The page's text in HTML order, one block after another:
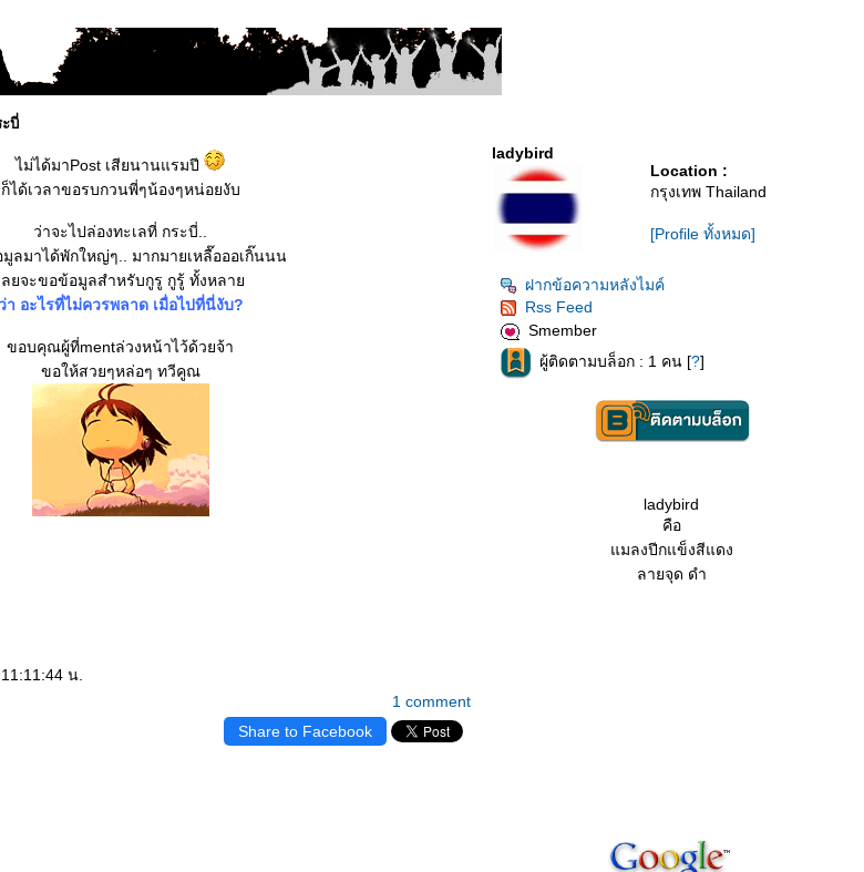
บี่
ไม่ได้มาPost เสียนานแรมปี
ก็ได้เวลาขอรบกวนพี่ๆน้องๆหน่อยงับ
ว่าจะไปล่องทะเลที่ กระบี่..
ลมาได้พักใหญ่ๆ.. มากมายเหลื๊อออเกิ๊นนน
ลยจะขอข้อมูลสำหรับกูรู กูรู้ ทั้งหลา
า อะไรที่ไม่ควรพลาด เมื่อไปที่นี่งับ?
ขอบคุณผู้ที่mentล่วงหน้าไว้ด้วยจ้า
ขอให้สวยๆหล่อๆ ทวีคูณ
น.
1 comment
Share to Facebook
ladybird
Location :
กรุงเทพ Thailand
[Profile ทั้งหมด]
ฝากข้อความหลังไมค์
Rss Feed
Smember
ผู้ติดตามบล็อก : 1 คน [?]
ladybird
คือ
มลงปีกแข็งสีแดง
ลายจุด ดำ